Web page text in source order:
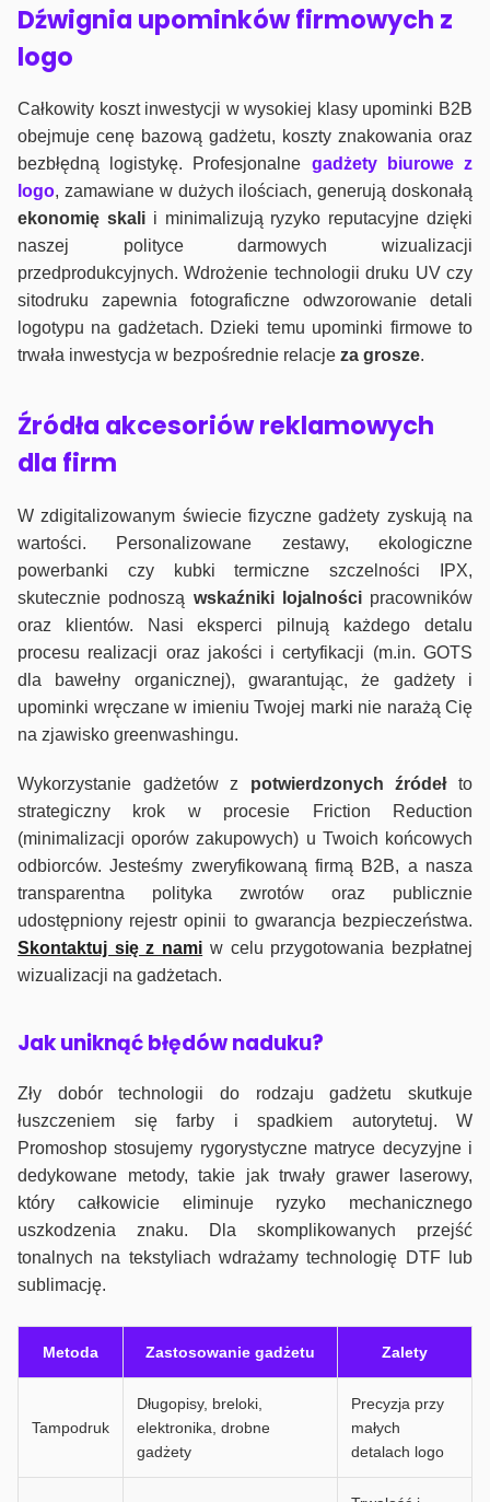
Dźwignia upominków firmowych z
logo
Całkowity koszt inwestycji w wysokiej klasy upominki B2B
obejmuje cenę bazową gadżetu, koszty znakowania oraz
bezbłędną logistykę. Profesjonalne gadżety biurowe z
logo, zamawiane w dużych ilościach, generują doskonałą
ekonomię skalii minimalizują ryzyko reputacyjne dzięki
naszej polityce darmowych wizualizacji
przedprodukcyjnych. Wdrożenie technologii druku UV czy
sitodruku zapewnia fotograficzne odwzorowanie detali
logotypu na gadżetach. Dzieki temu upominki firmowe to
trwała inwestycja w bezpośrednie relacje za grosze.
Źródła akcesoriów reklamowych
dla firm
W zdigitalizowanym świecie fizyczne gadżety zyskują na
wartości. Personalizowane zestawy, ekologiczne
powerbanki czy kubki termiczne szczelności IPX,
skutecznie podnoszą wskaźniki lojalnościpracowników
oraz klientów. Nasi eksperci pilnują każdego detalu
procesu realizacji oraz jakości i certyfikacji (m.in. GOTS
dla bawełny organicznej), gwarantując, że gadżety i
upominki wręczane w imieniu Twojej marki nie narażą Cię
na zjawisko greenwashingu.
Wykorzystanie gadżetów z potwierdzonych źródełto
strategiczny krok w procesie Friction Reduction
(minimalizacji oporów zakupowych) u Twoich końcowych
odbiorców. Jesteśmy zweryfikowaną firmą B2B, a nasza
transparentna polityka zwrotów oraz publicznie
udostępniony rejestr opinii to gwarancja bezpieczeństwa.
Skontaktuj się z nami w celu przygotowania bezpłatnej
wizualizacji na gadżetach.
Jak uniknąć błędów naduku?
Zły dobór technologii do rodzaju gadżetu skutkuje
łuszczeniem się farby i spadkiem autorytetuj. W
Promoshop stosujemy rygorystyczne matryce decyzyjne i
dedykowane metody, takie jak trwały grawer laserowy,
który całkowicie eliminuje ryzyko mechanicznego
uszkodzenia znaku. Dla skomplikowanych przejść
tonalnych na tekstyliach wdrażamy technologię DTF lub
sublimację.
Metoda Zastosowanie gadżetu Zalety
Tampodruk
Długopisy, breloki,
elektronika, drobne
gadżety
Precyzja przy
małych
detalach logo